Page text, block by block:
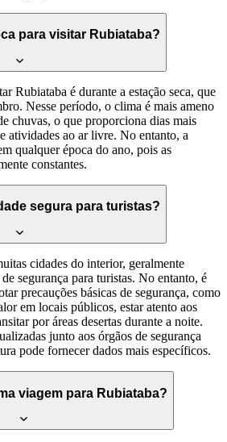
para visitar Rubiataba?
Rubiataba é durante a estação seca, que
Nesse período, o clima é mais ameno
chuvas, o que proporciona dias mais
atividades ao ar livre. No entanto, a
qualquer época do ano, pois as
constantes.
segura para turistas?
cidades do interior, geralmente
segurança para turistas. No entanto, é
precauções básicas de segurança, como
em locais públicos, estar atento aos
por áreas desertas durante a noite.
junto aos órgãos de segurança
pode fornecer dados mais específicos.
viagem para Rubiataba?